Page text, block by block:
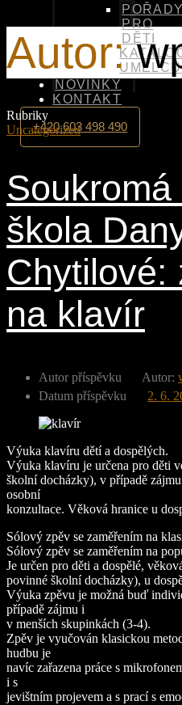
POŘADY
PRO
DĚTI
UMĚLCŮ
NOVINKY
KONTAKT
+420 603 498 490
Autor:
Rubriky
Uncategorized
škola
Chytilové:
na klavír
Autor příspěvku Autor:
Datum příspěvku
2. 6.
Výuka klavíru dětí a dospělých.
Výuka klavíru je určena pro děti
školní docházky), v případě
osobní
konzultace. Věková hranice u
Sólový zpěv se zaměřením na
Sólový zpěv se zaměřením na
Je určen pro děti a dospělé,
povinné školní docházky), u
Výuka zpěvu je možná buď
případě zájmu i
v menších skupinkách (3-4).
Zpěv je vyučován klasickou
hudbu je
navíc zařazena práce s
i s
jevištním projevem a s prací s